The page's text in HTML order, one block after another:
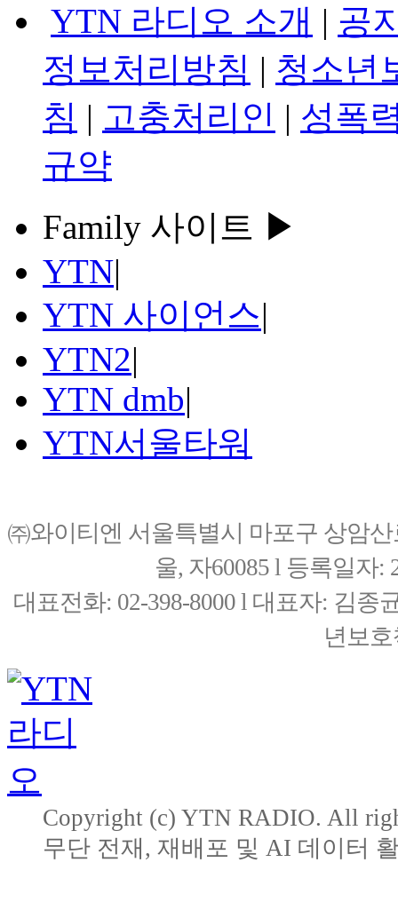
YTN 라디오 소개 | 공
정보처리방침 | 청소년
침 | 고충처리인 | 성폭
규약
Family 사이트 ▶
YTN|
YTN 사이언스|
YTN2|
YTN dmb|
YTN서울타워
㈜와이티엔 서울특별시 마포구 상암
울, 자60085 l 등록일자:
대표전화: 02-398-8000 l 대표자: 김종
년보
Copyright (c) YTN RADIO. All
무단 전재, 재배포 및 AI 데이터